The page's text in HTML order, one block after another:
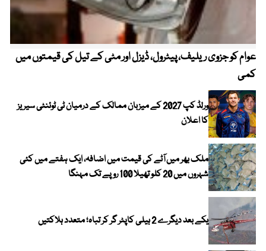
عوام کو جزوی ریلیف، پیٹرول، ڈیزل اور مٹی کے تیل کی قیمتوں میں
کمی
ورلڈ کپ 2027 کے میزبان ممالک کے درمیان ٹی ٹوئنٹی سیریز
کا اعلان
ملک بھر میں آٹے کی قیمت میں اضافہ، ایک ہفتے میں کئی
شہروں میں 20 کلو تھیلا 100 روپے تک مہنگا
یکے بعد دیگرے 2 ہیلی کاپٹر گر کر تباہ؛ متعدد ہلاکتیں